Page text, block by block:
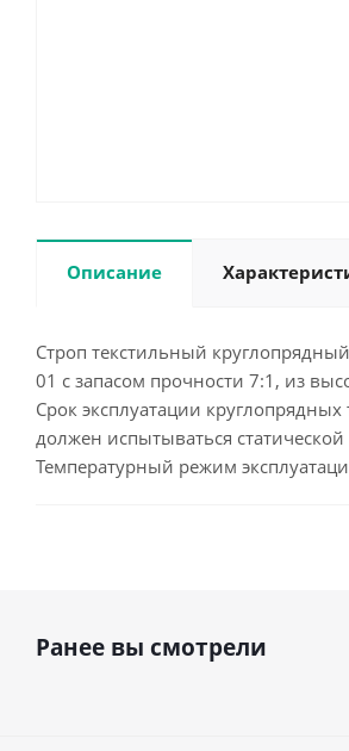
Описание
Строп текстильный
01 с запасом прочности 7:1, из
Срок эксплуатации
должен испытываться
Температурный режим
Ранее вы смотрели